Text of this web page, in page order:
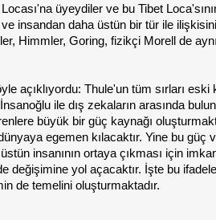
üyeydiler ve bu Tibet
insandan daha üstün bir tür ile
Himmler, Goring, fizikçi Morell de
açıklıyordu: Thule'un tüm sırları eski
ile dış zekaların arasında
büyük bir güç kaynağı
egemen kılacaktır. Yine bu güç
insanının ortaya çıkması için
değişimine yol açacaktır. İşte bu
de temelini oluşturmaktadır.